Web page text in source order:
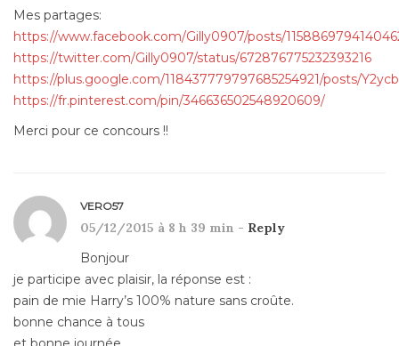
Mes partages:
https://www.facebook.com/Gilly0907/posts/
https://twitter.com/Gilly0907/status/672876775232393216
https://plus.google.com/118437779797685254921/posts/
https://fr.pinterest.com/pin/346636502548920609/
Merci pour ce concours !!
VERO57
05/12/2015 à 8 h 39 min - Reply
Bonjour
je participe avec plaisir, la réponse est :
pain de mie Harry’s 100% nature sans croûte.
bonne chance à tous